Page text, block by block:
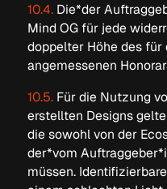
10.4.Die*der
Mind OG für jede
doppelter Höhe des für
angemessenen
10.5.Für die Nutzung
erstellten Designs
die sowohl von der
der*vom
müssen.